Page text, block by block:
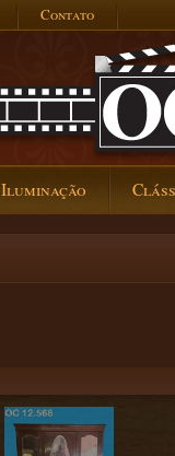
Contato
Iluminação